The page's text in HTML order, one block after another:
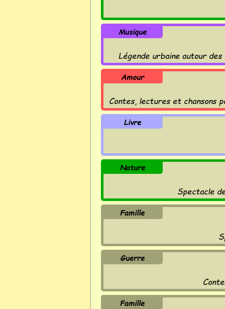
Musique
Légende urbaine autour
Amour
Contes, lectures et chansons
Livre
Nature
Spectacle
Famille
Guerre
Famille